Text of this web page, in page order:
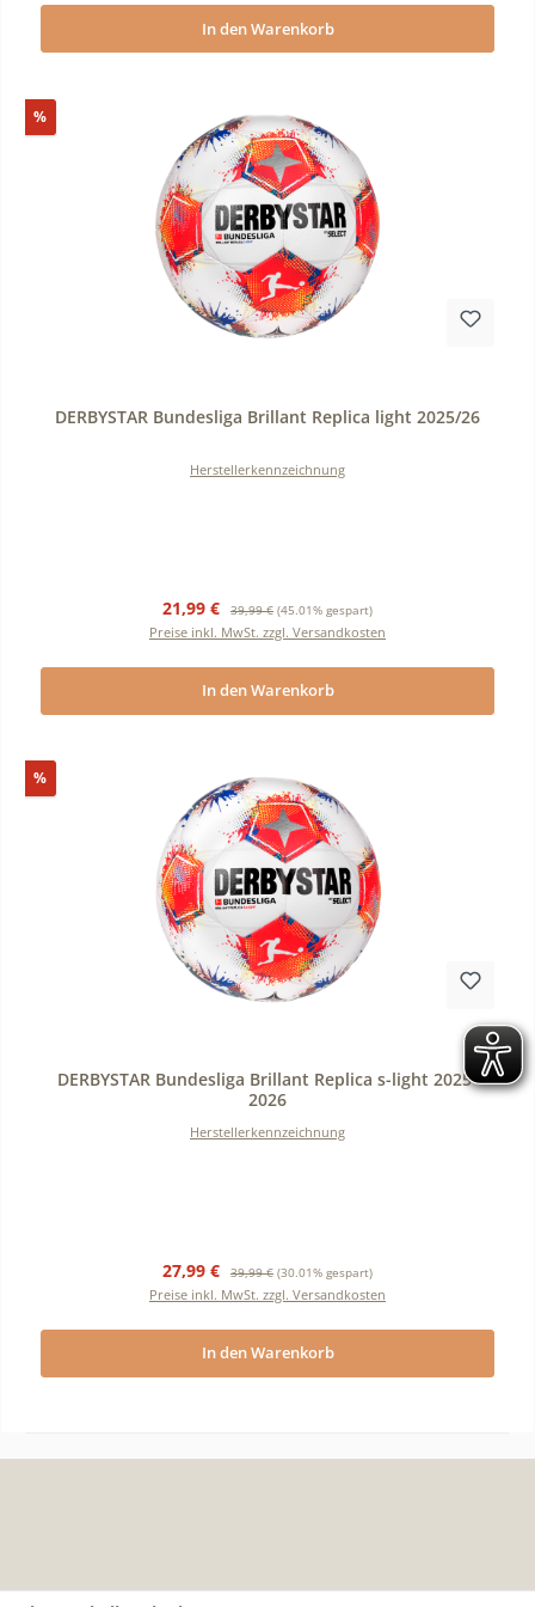
In den Warenkorb
%Rabatt
DERBYSTAR Bundesliga Brillant Replica light 2025/26
Herstellerkennzeichnung
Verkaufspreis:
21,99 € Regulärer Preis:
39,99 € (45.01% gespart)
Preise inkl. MwSt. zzgl. Versandkosten
In den Warenkorb
%Rabatt
DERBYSTAR Bundesliga Brillant Replica s-light 2025-
2026
Herstellerkennzeichnung
Verkaufspreis:
27,99 € Regulärer Preis:
39,99 € (30.01% gespart)
Preise inkl. MwSt. zzgl. Versandkosten
In den Warenkorb